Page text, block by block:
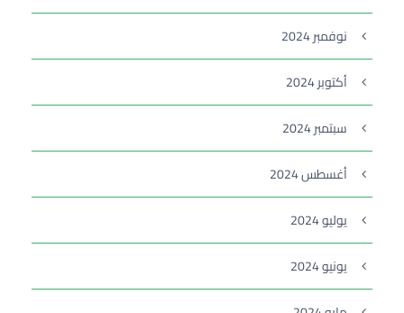
نوفمبر 2024
أكتوبر 2024
سبتمبر 2024
أغسطس 2024
يوليو 2024
يونيو 2024